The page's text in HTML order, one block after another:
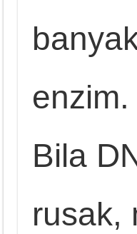
Bila
rusak,